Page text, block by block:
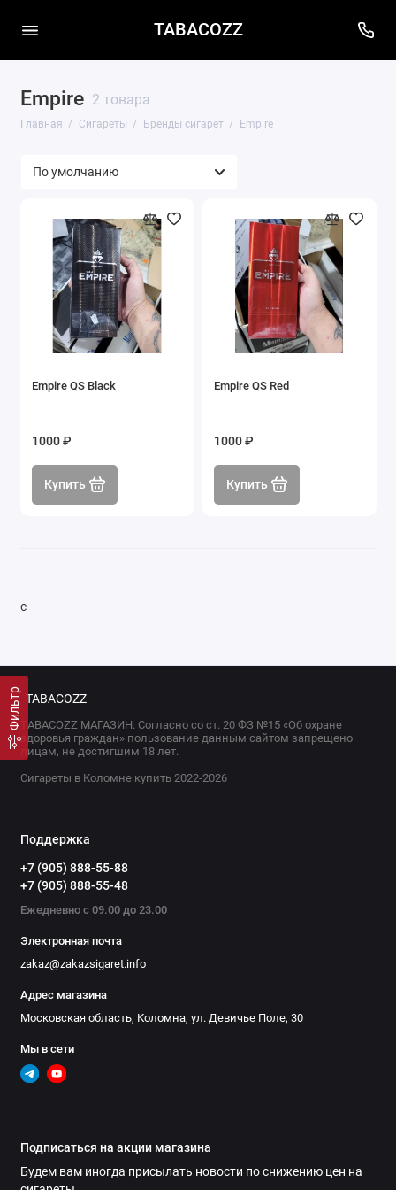
TABACOZZ
Empire 2 товара
Главная Сигареты Бренды сигарет Empire
Фильтр
Empire QS Black
1000 ₽
Купить
Empire QS Red
1000 ₽
Купить
с
TABACOZZ
TABACOZZ МАГАЗИН. Согласно со ст. 20 ФЗ №15 «Об охране
здоровья граждан» пользование данным сайтом запрещено
лицам, не достигшим 18 лет.
Сигареты в Коломне купить 2022-2026
Поддержка
+7 (905) 888-55-88
+7 (905) 888-55-48
Ежедневно с 09.00 до 23.00
Электронная почта
zakaz@zakazsigaret.info
Адрес магазина
Московская область, Коломна, ул. Девичье Поле, 30
Мы в сети
Подписаться на акции магазина
Будем вам иногда присылать новости по снижению цен на